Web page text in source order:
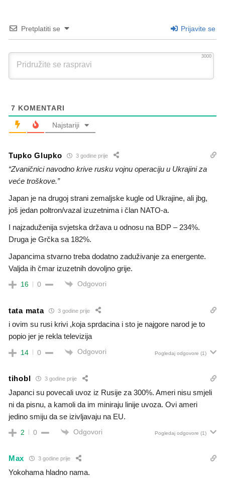
Pretplatiti se Prijavite se
3000
7 KOMENTARI
Najstariji
Tupko Glupko 3 godine prije
“Zvaničnici navodno krive rusku vojnu operaciju u Ukrajini za
veće troškove.”
Japan je na drugoj strani zemaljske kugle od Ukrajine, ali jbg,
još jedan poltron/vazal izuzetnima i član NATO-a.
I najzaduženija svjetska država u odnosu na BDP – 234%.
Druga je Grčka sa 182%.
Japancima stvarno treba dodatno zaduživanje za energente.
Valjda ih čmar izuzetnih dovoljno grije.
16 0 Odgovori
tata mata 3 godine prije
i ovim su rusi krivi ,koja sprdacina i sto je najgore narod je to
popio jer je rekla televizija
14 0 Odgovori Pogledaj odgovore (1)
tihobl 3 godine prije
Japanci su povecali uvoz iz Rusije za 300%. Ameri nisu smjeli
ni da pisnu, a kamoli da im miniraju linije uvoza. Ovi ameri
jedino smiju da se izivljavaju na EU.
2 0 Odgovori Pogledaj odgovore (1)
Max 3 godine prije
Yokohama hladno nama.